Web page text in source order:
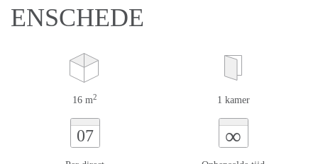
ENSCHEDE
16 m2 1 kamer
07 ∞